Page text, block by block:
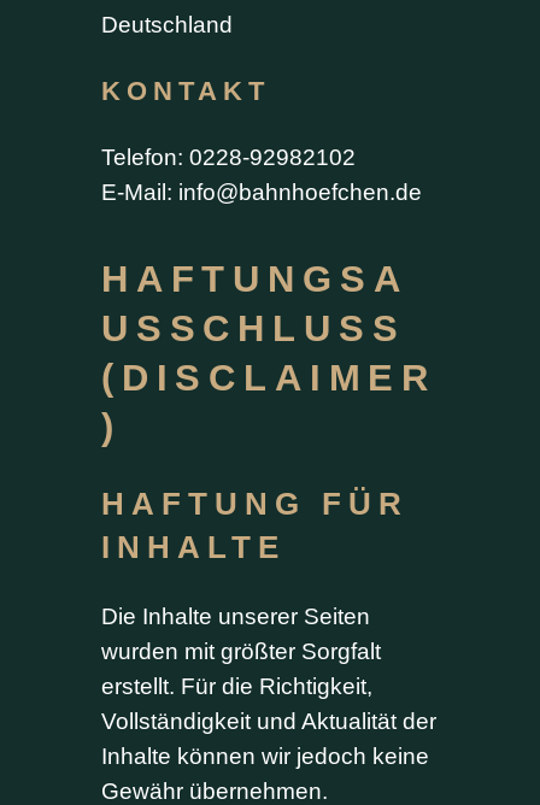
Deutschland
KONTAKT
Telefon: 0228-92982102
E-Mail: info@bahnhoefchen.de
HAFTUNGSA
USSCHLUSS
(DISCLAIMER
)
HAFTUNG FÜR
INHALTE
Die Inhalte unserer Seiten
wurden mit größter Sorgfalt
erstellt. Für die Richtigkeit,
Vollständigkeit und Aktualität der
Inhalte können wir jedoch keine
Gewähr übernehmen.